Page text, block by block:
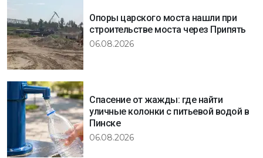
Опоры царского моста нашли при
строительстве моста через Припять
06.08.2026
Спасение от жажды: где найти
уличные колонки с питьевой водой в
Пинске
06.08.2026